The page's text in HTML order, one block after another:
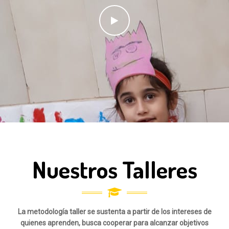
Nuestros Talleres
La metodología taller se sustenta a partir de los intereses de
quienes aprenden, busca cooperar para alcanzar objetivos